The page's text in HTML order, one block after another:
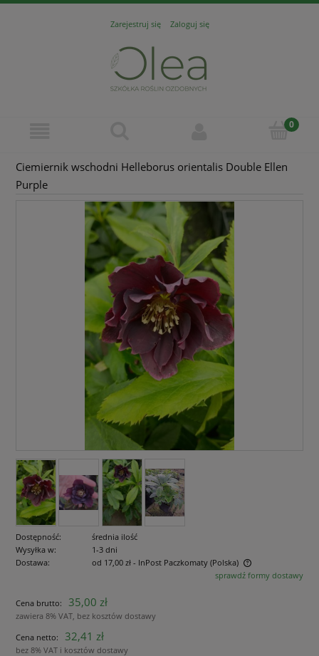
Zarejestruj się Zaloguj się
Ciemiernik wschodni Helleborus orientalis Double Ellen
Purple
Dostępność:
średnia ilość
Wysyłka w:
1-3 dni
Dostawa:
od 17,00 zł - InPost Paczkomaty (Polska)
Cena nie zawiera ewentualnych kosztów płatnościsprawdź formy dostawy
Cena brutto: 35,00 zł
zawiera 8% VAT, bez kosztów dostawy
Cena netto:
32,41 zł
bez 8% VAT i kosztów dostawy